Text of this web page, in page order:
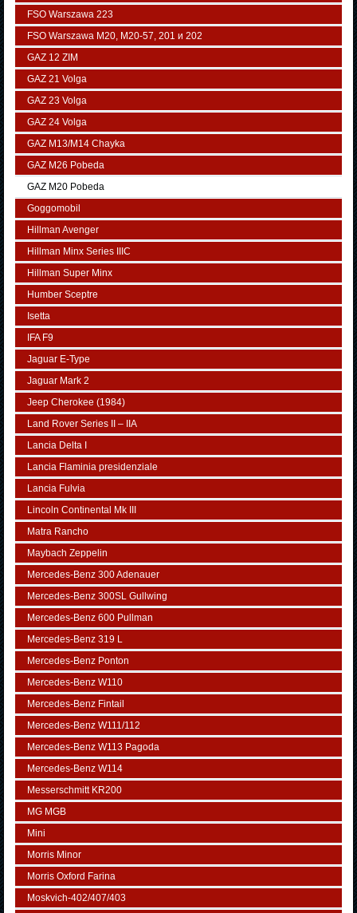
FSO Warszawa 223
FSO Warszawa М20, M20-57, 201 и 202
GAZ 12 ZIM
GAZ 21 Volga
GAZ 23 Volga
GAZ 24 Volga
GAZ M13/M14 Chayka
GAZ M26 Pobeda
GAZ М20 Pobeda
Goggomobil
Hillman Avenger
Hillman Minx Series IIIC
Hillman Super Minx
Humber Sceptre
Isetta
IFA F9
Jaguar E-Type
Jaguar Mark 2
Jeep Cherokee (1984)
Land Rover Series II – IIA
Lancia Delta I
Lancia Flaminia presidenziale
Lancia Fulvia
Lincoln Continental Mk III
Matra Rancho
Maybach Zeppelin
Mercedes-Benz 300 Adenauer
Mercedes-Benz 300SL Gullwing
Mercedes-Benz 600 Pullman
Mercedes-Benz 319 L
Mercedes-Benz Ponton
Mercedes-Benz W110
Mercedes-Benz Fintail
Mercedes-Benz W111/112
Mercedes-Benz W113 Pagoda
Mercedes-Benz W114
Messerschmitt KR200
MG MGB
Mini
Morris Minor
Morris Oxford Farina
Moskvich-402/407/403